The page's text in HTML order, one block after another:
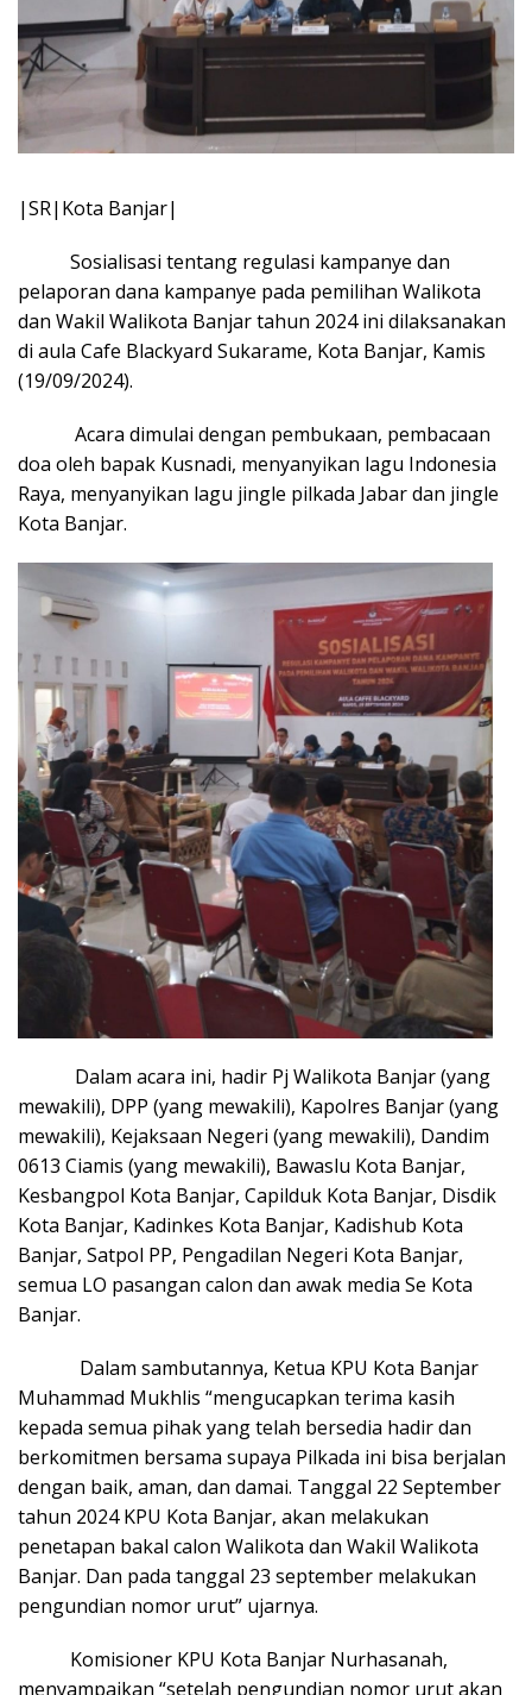
|SR|Kota Banjar|
Sosialisasi tentang regulasi kampanye dan
pelaporan dana kampanye pada pemilihan Walikota
dan Wakil Walikota Banjar tahun 2024 ini dilaksanakan
di aula Cafe Blackyard Sukarame, Kota Banjar, Kamis
(19/09/2024).
Acara dimulai dengan pembukaan, pembacaan
doa oleh bapak Kusnadi, menyanyikan lagu Indonesia
Raya, menyanyikan lagu jingle pilkada Jabar dan jingle
Kota Banjar.
Dalam acara ini, hadir Pj Walikota Banjar (yang
mewakili), DPP (yang mewakili), Kapolres Banjar (yang
mewakili), Kejaksaan Negeri (yang mewakili), Dandim
0613 Ciamis (yang mewakili), Bawaslu Kota Banjar,
Kesbangpol Kota Banjar, Capilduk Kota Banjar, Disdik
Kota Banjar, Kadinkes Kota Banjar, Kadishub Kota
Banjar, Satpol PP, Pengadilan Negeri Kota Banjar,
semua LO pasangan calon dan awak media Se Kota
Banjar.
Dalam sambutannya, Ketua KPU Kota Banjar
Muhammad Mukhlis “mengucapkan terima kasih
kepada semua pihak yang telah bersedia hadir dan
berkomitmen bersama supaya Pilkada ini bisa berjalan
dengan baik, aman, dan damai. Tanggal 22 September
tahun 2024 KPU Kota Banjar, akan melakukan
penetapan bakal calon Walikota dan Wakil Walikota
Banjar. Dan pada tanggal 23 september melakukan
pengundian nomor urut” ujarnya.
Komisioner KPU Kota Banjar Nurhasanah,
menyampaikan “setelah pengundian nomor urut akan